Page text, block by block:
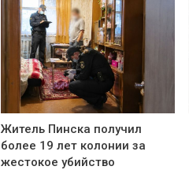
Житель Пинска получил
более 19 лет колонии за
жестокое убийство